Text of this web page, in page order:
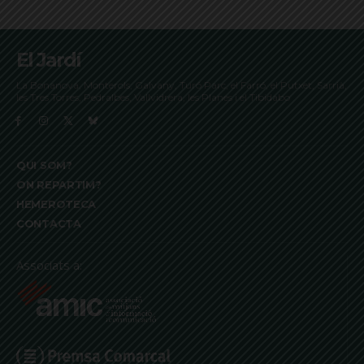
El Jardí
La Bonanova, Monterols, Galvany, Turó Parc, el Farró, el Putxet, Sarrià,
les Tres Torres, Pedralbes, Vallvidrera, les Planes i el Tibidabo
QUI SOM?
ON REPARTIM?
HEMEROTECA
CONTACTA
Associats a: